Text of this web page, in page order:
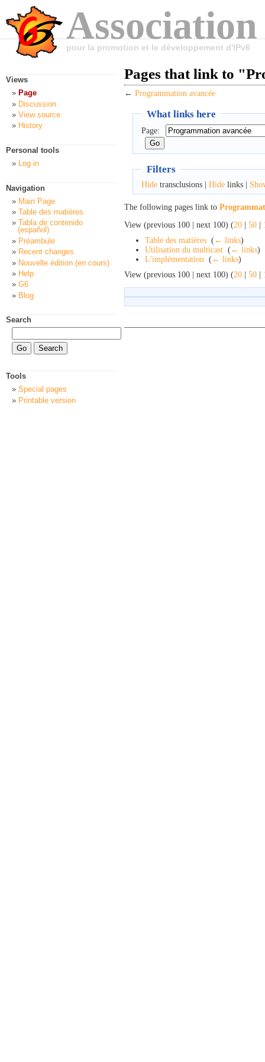
pour la promotion et le développement d'IPv6
Pages that link to
← Programmation avancée
What links here
Page:
Filters
Hidetransclusions | Hidelinks |
The following pages link to
View (previous 100 | next 100) (20 | 50 |
Table des matières ( ← links)
Utilisation du multicast ( ← links)
L'implémentation ( ← links)
View (previous 100 | next 100) (20 | 50 |
Views
Page
Discussion
View source
History
Personal tools
Log in
Navigation
Main Page
Table des matières
Tabla de contenido
(español)
Préambule
Recent changes
Nouvelle édition (en cours)
Help
G6
Blog
Search
Tools
Special pages
Printable version